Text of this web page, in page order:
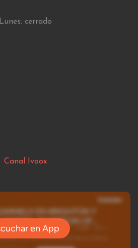
Lunes: cerrado
Canal Ivoox